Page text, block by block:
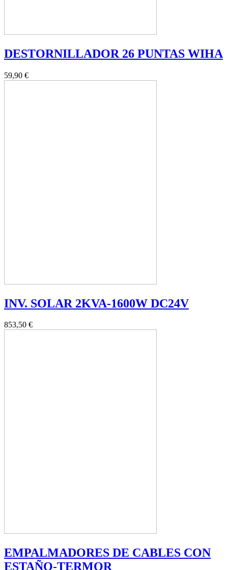
DESTORNILLADOR 26 PUNTAS WIHA
59,90 €
INV. SOLAR 2KVA-1600W DC24V
853,50 €
EMPALMADORES DE CABLES CON
ESTAÑO-TERMOR